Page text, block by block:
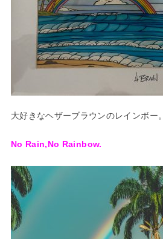
大好きなヘザーブラウンのレインボー。
No Rain,No Rainbow.